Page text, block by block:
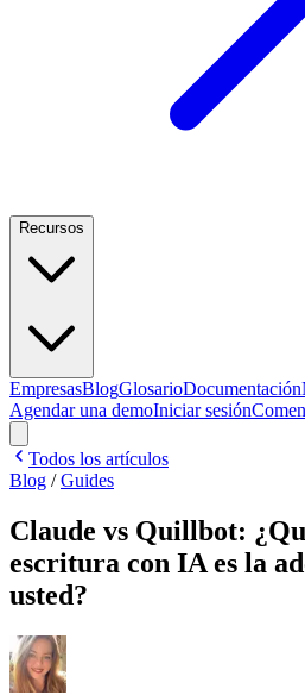
Recursos
EmpresasBlogGlosarioDocumentación
Agendar una demoIniciar sesión
Todos los artículos
Blog /Guides
Claude vs Quillbot:
escritura con IA es la
usted?